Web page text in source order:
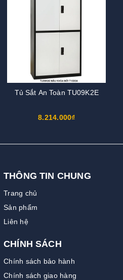
Tủ Sắt An Toàn TU09K2E
8.214.000₫
THÔNG TIN CHUNG
Trang chủ
Sản phẩm
Liên hệ
CHÍNH SÁCH
Chính sách bảo hành
Chính sách giao hàng